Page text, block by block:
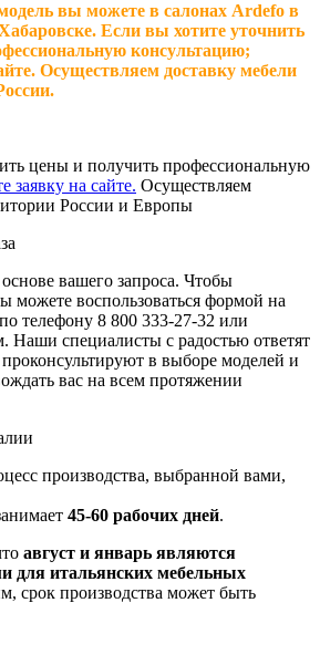
вы можете в салонах Ardefo в
. Если вы хотите уточнить
консультацию;
Осуществляем доставку мебели
цены и получить профессиональную
заявку на сайте. Осуществляем
России и Европы
вашего запроса. Чтобы
можете воспользоваться формой на
телефону 8 800 333-27-32 или
Наши специалисты с радостью ответят
в выборе моделей и
вас на всем протяжении
производства, выбранной вами,
45-60 рабочих дней.
август и январь являются
для итальянских мебельных
срок производства может быть